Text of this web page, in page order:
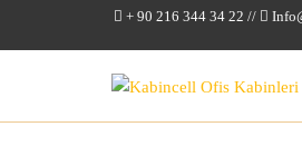
+ 90 216 344 34 22 //